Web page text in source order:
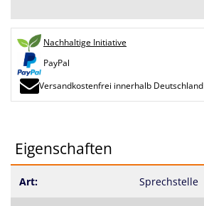
Nachhaltige Initiative
PayPal
Versandkostenfrei innerhalb
Eigenschaften
Art: Sprechstelle